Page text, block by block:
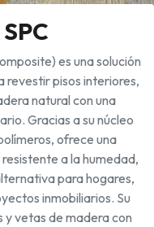
es una solución
revestir pisos interiores,
natural con una
Gracias a su núcleo
ofrece una
a la humedad,
para hogares,
inmobiliarios. Su
vetas de madera con